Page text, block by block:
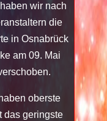
wir nach
die
in Osnabrück
am 09. Mai
oberste
das geringste